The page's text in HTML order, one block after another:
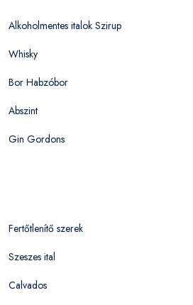
Alkoholmentes italok Szirup
Whisky
Bor Habzóbor
Abszint
Gin Gordons
Fertőtlenítő szerek
Szeszes ital
Calvados